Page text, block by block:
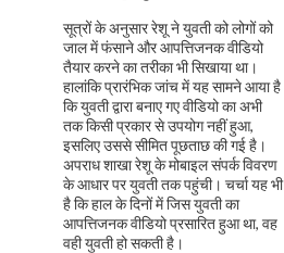
सूत्रों के अनुसार रेशू ने युवती को लोगों को
जाल में फंसाने और आपत्तिजनक वीडियो
तैयार करने का तरीका भी सिखाया था।
हालांकि प्रारंभिक जांच में यह सामने आया है
कि युवती द्वारा बनाए गए वीडियो का अभी
तक किसी प्रकार से उपयोग नहीं हुआ,
इसलिए उससे सीमित पूछताछ की गई है।
अपराध शाखा रेशू के मोबाइल संपर्क विवरण
के आधार पर युवती तक पहुंची। चर्चा यह भी
है कि हाल के दिनों में जिस युवती का
आपत्तिजनक वीडियो प्रसारित हुआ था, वह
वही युवती हो सकती है।